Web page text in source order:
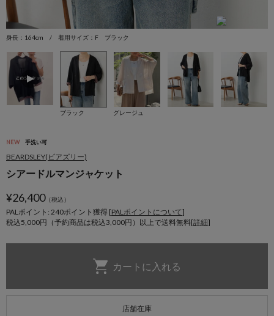
身長：164cm / 着用サイズ：F ブラック
ブラック グレージュ
NEW 手洗い可
BEARDSLEY(ビアズリー)
シアードルマンジャケット
¥26,400（税込）
PALポイント: 240ポイント獲得 [PALポイントについて]
税込5,000円（予約商品は税込3,000円）以上で送料無料[詳細]
店舗在庫